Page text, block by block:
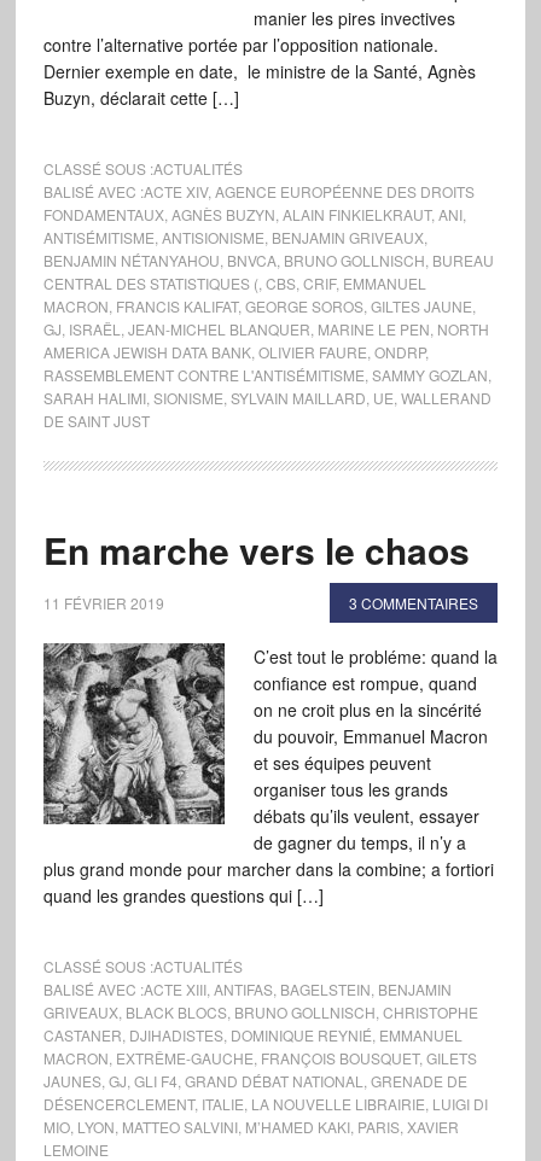
manier les pires invectives
contre l’alternative portée par l’opposition nationale.
Dernier exemple en date, le ministre de la Santé, Agnès
Buzyn, déclarait cette […]
CLASSÉ SOUS :ACTUALITÉS
BALISÉ AVEC :ACTE XIV, AGENCE EUROPÉENNE DES DROITS
FONDAMENTAUX, AGNÈS BUZYN ALAIN FINKIELKRAUT, ANI,
ANTISÉMITISME ANTISIONISME BENJAMIN GRIVEAUX,
BENJAMIN NÉTANYAHOU BNVCA, BRUNO GOLLNISCH BUREAU
CENTRAL DES STATISTIQUES (, CBS, CRIF, EMMANUEL
MACRON FRANCIS KALIFAT, GEORGE SOROS, GILTES JAUNE
GJ ISRAËL JEAN-MICHEL BLANQUER MARINE LE PEN NORTH
AMERICA JEWISH DATA BANK, OLIVIER FAURE ONDRP,
RASSEMBLEMENT CONTRE L'ANTISÉMITISME SAMMY GOZLAN
SARAH HALIMI, SIONISME SYLVAIN MAILLARD UE WALLERAND
DE SAINT JUST
En marche vers le chaos
11 FÉVRIER 2019 3 COMMENTAIRES
C’est tout le probléme: quand la
confiance est rompue, quand
on ne croit plus en la sincérité
du pouvoir, Emmanuel Macron
et ses équipes peuvent
organiser tous les grands
débats qu’ils veulent, essayer
de gagner du temps, il n’y a
plus grand monde pour marcher dans la combine; a fortiori
quand les grandes questions qui […]
CLASSÉ SOUS :ACTUALITÉS
BALISÉ AVEC :ACTE XIII, ANTIFAS, BAGELSTEIN BENJAMIN
GRIVEAUX, BLACK BLOCS, BRUNO GOLLNISCH CHRISTOPHE
CASTANER DJIHADISTES, DOMINIQUE REYNIÉ EMMANUEL
MACRON EXTRÊME-GAUCHE FRANÇOIS BOUSQUET, GILETS
JAUNES, GJ GLI F4 GRAND DÉBAT NATIONAL
GRENADE DE
DÉSENCERCLEMENT, ITALIE LA NOUVELLE LIBRAIRIE LUIGI DI
MIO, LYON MATTEO SALVINI, M’HAMED KAKI, PARIS, XAVIER
LEMOINE